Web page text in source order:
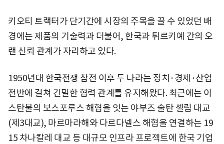
키오티 트랙터가 단기간에 시장의 주목을 끌 수 있었던 배
경에는 제품의 기술력과 더불어, 한국과 튀르키예 간의 오
랜 신뢰 관계가 자리하고 있다.
1950년대 한국전쟁 참전 이후 두 나라는 정치·경제·산업
전반에 걸쳐 긴밀한 협력 관계를 유지해왔다. 최근에는 이
스탄불의 보스포루스 해협을 잇는 야부즈 술탄 셀림 대교
(제3대교), 마르마라해와 다르다넬스 해협을 연결하는 19
15 차나칼레 대교 등 대규모 인프라 프로젝트에 한국 기업